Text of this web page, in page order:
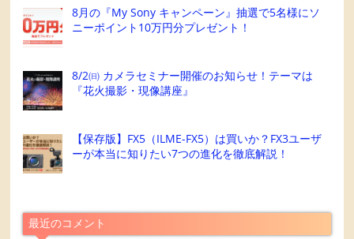
8月の『My Sony キャンペーン』抽選で5名様にソ
ニーポイント10万円分プレゼント！
8/2㈰ カメラセミナー開催のお知らせ！テーマは
『花火撮影・現像講座』
【保存版】FX5（ILME-FX5）は買いか？FX3ユーザ
ーが本当に知りたい7つの進化を徹底解説！
最近のコメント